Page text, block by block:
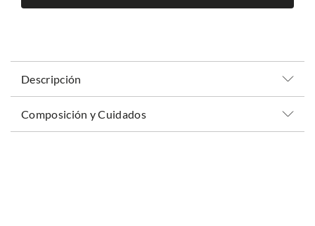
Descripción
Composición y Cuidados